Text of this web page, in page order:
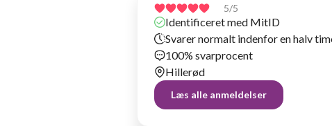
5/5
Identificeret med MitID
Svarer normalt indenfor en halv
100% svarprocent
Hillerød
Læs alle anmeldelser